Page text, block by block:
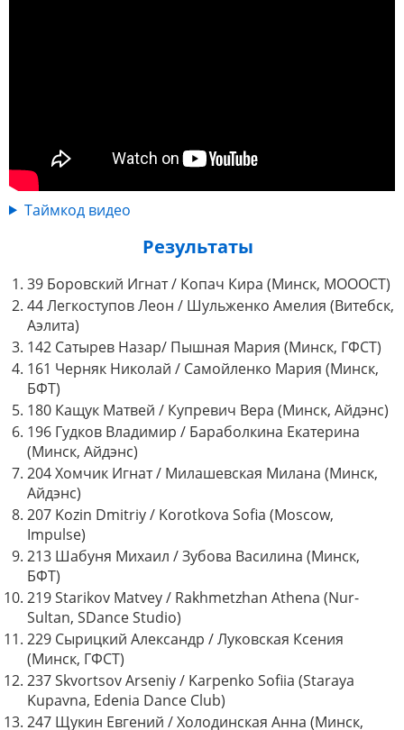
Таймкод видео
Результаты
39 Боровский Игнат / Копач Кира (Минск, МОООСТ)
44 Легкоступов Леон / Шульженко Амелия (Витебск,
Аэлита)
142 Сатырев Назар/ Пышная Мария (Минск, ГФСТ)
161 Черняк Николай / Самойленко Мария (Минск,
БФТ)
180 Кащук Матвей / Купревич Вера (Минск, Айдэнс)
196 Гудков Владимир / Бараболкина Екатерина
(Минск, Айдэнс)
204 Хомчик Игнат / Милашевская Милана (Минск,
Айдэнс)
207 Kozin Dmitriy / Korotkova Sofia (Moscow,
Impulse)
213 Шабуня Михаил / Зубова Василина (Минск,
БФТ)
219 Starikov Matvey / Rakhmetzhan Athena (Nur-
Sultan, SDance Studio)
229 Сырицкий Александр / Луковская Ксения
(Минск, ГФСТ)
237 Skvortsov Arseniy / Karpenko Sofiia (Staraya
Kupavna, Edenia Dance Club)
247 Щукин Евгений / Холодинская Анна (Минск,